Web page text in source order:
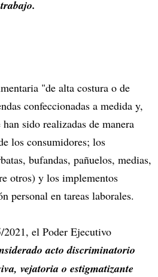
"de alta costura o de
confeccionadas a medida y,
sido realizadas de manera
los consumidores; los
bufandas, pañuelos, medias,
otros) y los implementos
personal en tareas laborales.
2021, el Poder Ejecutivo
acto discriminatorio
vejatoria o estigmatizante